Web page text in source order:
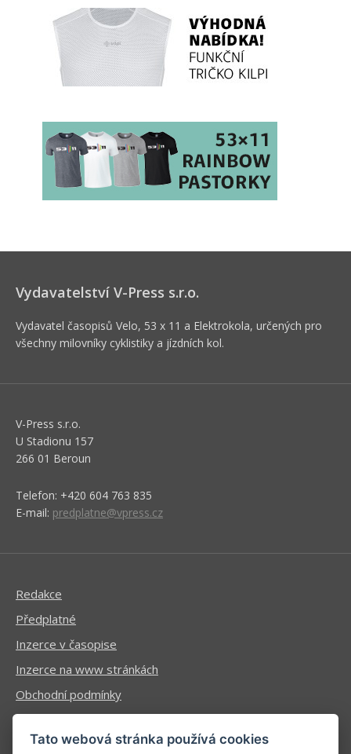
Vydavatelství V-Press s.r.o.
Vydavatel časopisů Velo, 53 x 11 a Elektrokola, určených pro
všechny milovníky cyklistiky a jízdních kol.
V-Press s.r.o.
U Stadionu 157
266 01 Beroun
Telefon: +420 604 763 835
E-mail: predplatne@vpress.cz
Redakce
Předplatné
Inzerce v časopise
Inzerce na www stránkách
Obchodní podmínky
Ochrana osobních údajů
Tato webová stránka používá cookies